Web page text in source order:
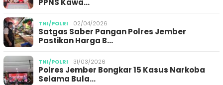
PPNS Kawa…
TNI/POLRI 02/04/2026
Satgas Saber Pangan Polres Jember
Pastikan Harga B…
TNI/POLRI 31/03/2026
Polres Jember Bongkar 15 Kasus Narkoba
Selama Bula…